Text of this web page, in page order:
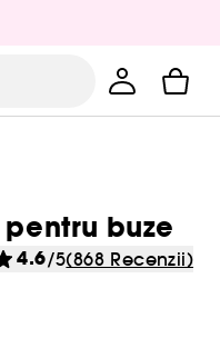
buze
4.6/5(868 Recenzii)